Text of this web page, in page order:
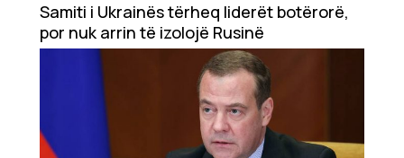
Samiti i Ukrainës tërheq liderët botërorë,
por nuk arrin të izolojë Rusinë